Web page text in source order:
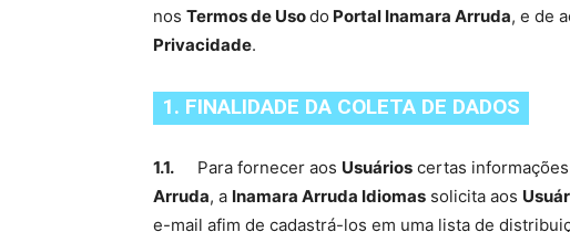
nos Termos de Usodo Portal Inamara Arruda, e de
Privacidade.
1. FINALIDADE DA COLETA DE DADOS
1.1. Para fornecer aos Usuários certas
Arruda, a Inamara Arruda Idiomas solicita aos
e-mail afim de cadastrá-los em uma lista de